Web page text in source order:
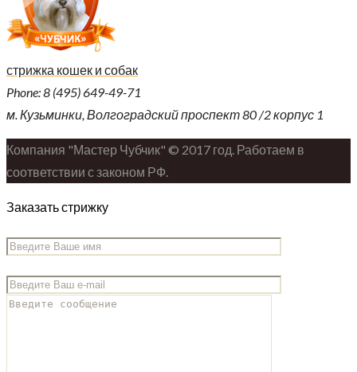
стрижка кошек и собак
Phone: 8 (495) 649-49-71
м. Кузьминки, Волгоградский проспект 80 /2 корпус 1
Компания "Мастер Чубчик" © 2017 год. Работаем в
соответствии с законом РФ.
Заказать стрижку